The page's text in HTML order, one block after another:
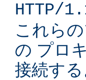
HTTP/
これら
の プロ
接続す